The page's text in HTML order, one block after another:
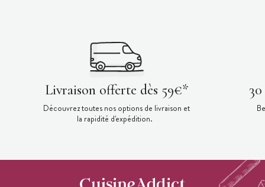
Livraison offerte dès 59€*
Découvrez toutes nos options de livraison et
la rapidité d'expédition.